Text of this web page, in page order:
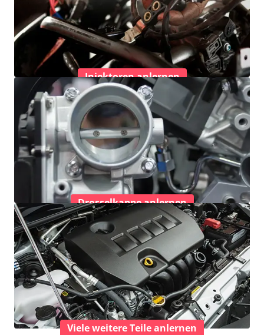
Injektoren anlernen
Drosselkappe anlernen
Viele weitere Teile anlernen